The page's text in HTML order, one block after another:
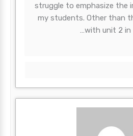
struggle to emphasize the
my students. Other than
with unit 2 in